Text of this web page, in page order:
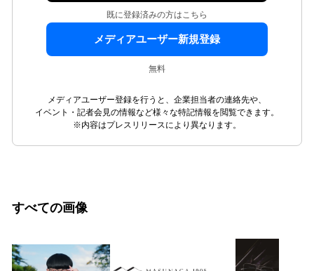
既に登録済みの方はこちら
メディアユーザー新規登録
無料
メディアユーザー登録を行うと、企業担当者の連絡先や、
イベント・記者会見の情報など様々な特記情報を閲覧できます。
※内容はプレスリリースにより異なります。
すべての画像